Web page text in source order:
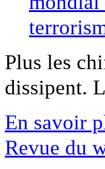
Plus les
dissipent.
En savoir
Revue du